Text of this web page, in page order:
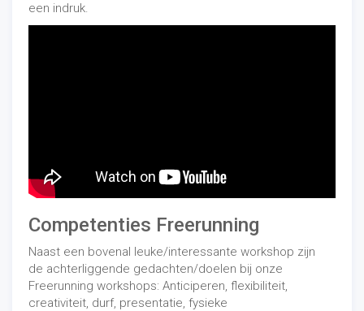
een indruk.
Competenties Freerunning
Naast een bovenal leuke/interessante workshop zijn
de achterliggende gedachten/doelen bij onze
Freerunning workshops: Anticiperen, flexibiliteit,
creativiteit, durf, presentatie, fysieke